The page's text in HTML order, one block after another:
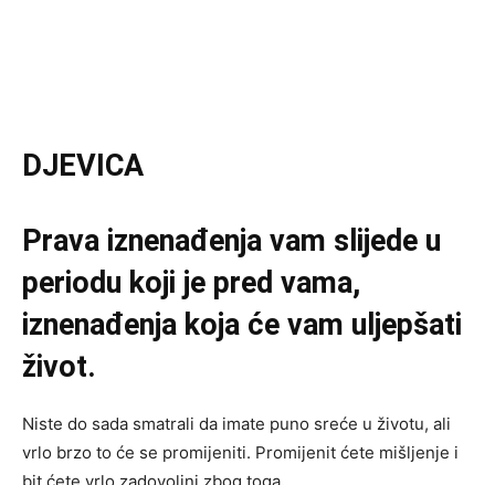
DJEVICA
Prava iznenađenja vam slijede u
periodu koji je pred vama,
iznenađenja koja će vam uljepšati
život.
Niste do sada smatrali da imate puno sreće u životu, ali
vrlo brzo to će se promijeniti. Promijenit ćete mišljenje i